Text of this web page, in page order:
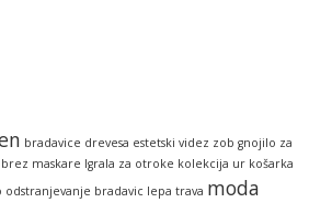
bradavice drevesa estetski videz zob gnojilo za
maskare Igrala za otroke kolekcija ur košarka
odstranjevanje bradavic lepa trava moda